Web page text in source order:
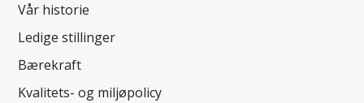
Vår historie
Ledige stillinger
Bærekraft
Kvalitets- og miljøpolicy